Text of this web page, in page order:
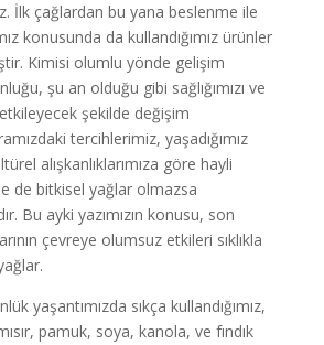
İlk çağlardan bu yana beslenme ile
konusunda da kullandığımız ürünler
Kimisi olumlu yönde gelişim
şu an olduğu gibi sağlığımızı ve
şekilde değişim
tercihlerimiz, yaşadığımız
alışkanlıklarımıza göre hayli
de bitkisel yağlar olmazsa
Bu ayki yazımızın konusu, son
çevreye olumsuz etkileri sıklıkla
yaşantımızda sıkça kullandığımız,
pamuk, soya, kanola, ve fındık